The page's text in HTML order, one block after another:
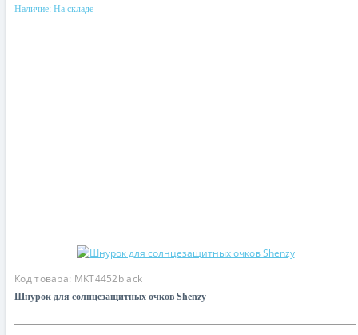
Наличие: На складе
Код товара: MKT4452black
Шнурок для солнцезащитных очков Shenzy